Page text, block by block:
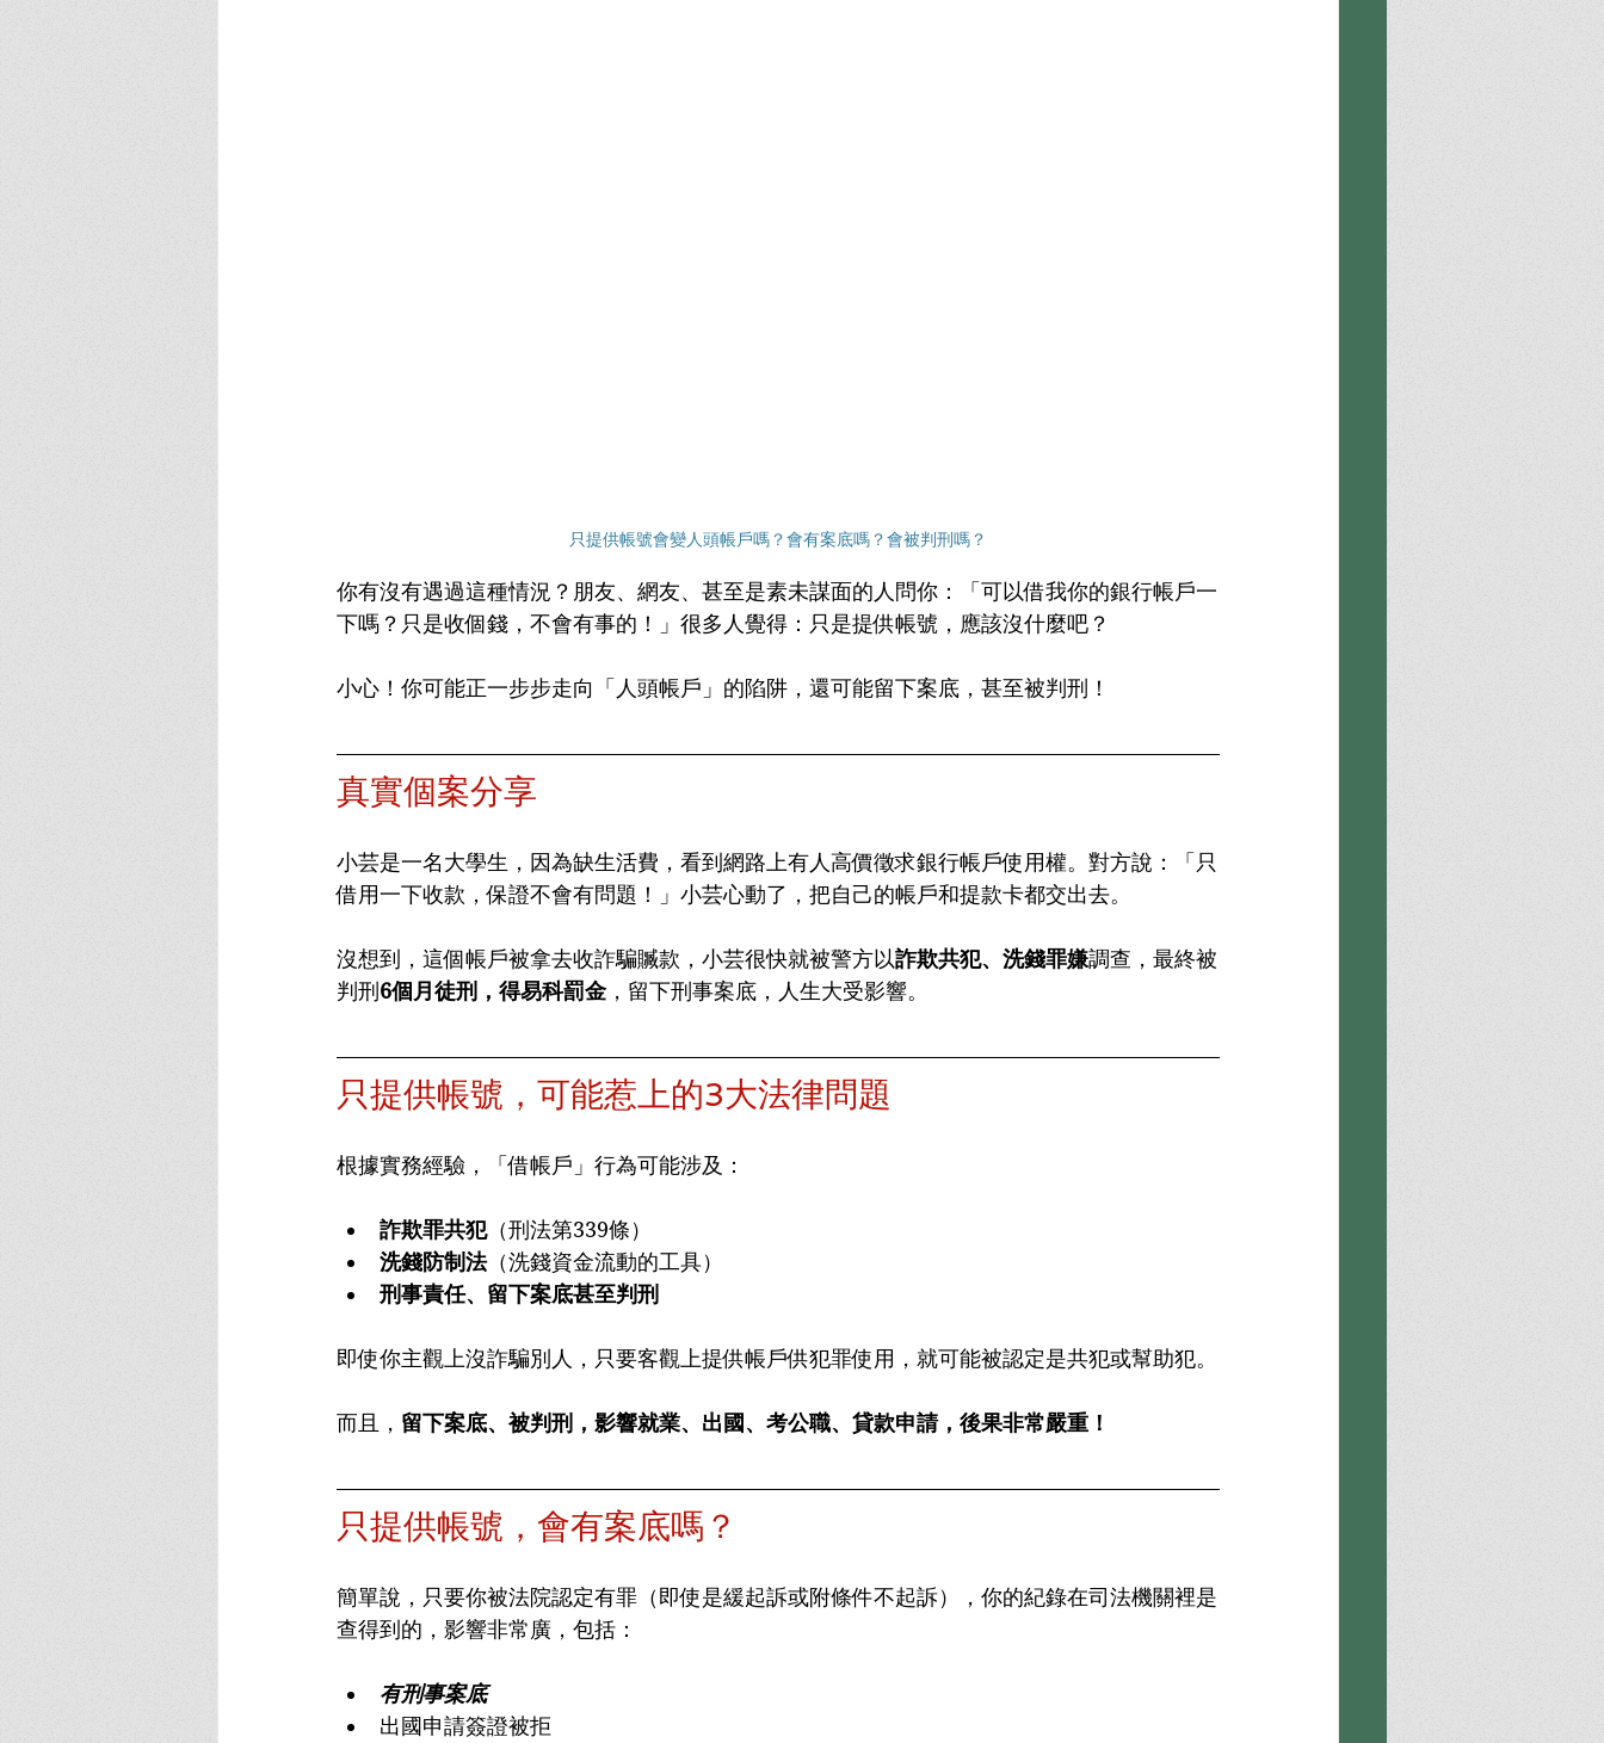
只提供帳號會變人頭帳戶嗎？會有案底嗎？會被判刑嗎？
你有沒有遇過這種情況？朋友、網友、甚至是素未謀面的人問你：「可以借我你的銀行帳戶一
下嗎？只是收個錢，不會有事的！」很多人覺得：只是提供帳號，應該沒什麼吧？
小心！你可能正一步步走向「人頭帳戶」的陷阱，還可能留下案底，甚至被判刑！
真實個案分享
小芸是一名大學生，因為缺生活費，看到網路上有人高價徵求銀行帳戶使用權。對方說：「只
借用一下收款，保證不會有問題！」小芸心動了，把自己的帳戶和提款卡都交出去。
沒想到，這個帳戶被拿去收詐騙贓款，小芸很快就被警方以詐欺共犯、洗錢罪嫌調查，最終被
判刑6個月徒刑，得易科罰金，留下刑事案底，人生大受影響。
只提供帳號，可能惹上的3大法律問題
根據實務經驗，「借帳戶」行為可能涉及：
詐欺罪共犯（刑法第339條）
洗錢防制法（洗錢資金流動的工具）
刑事責任、留下案底甚至判刑
即使你主觀上沒詐騙別人，只要客觀上提供帳戶供犯罪使用，就可能被認定是共犯或幫助犯。
而且， 留下案底、被判刑，影響就業、出國、考公職、貸款申請，後果非常嚴重！
只提供帳號，會有案底嗎？
簡單說，只要你被法院認定有罪（即使是緩起訴或附條件不起訴），你的紀錄在司法機關裡是
查得到的，影響非常廣，包括：
有刑事案底
出國申請簽證被拒